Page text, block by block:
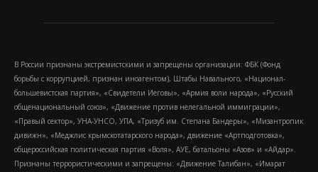
В России признаны экстремистскими и запрещены организации: ФБК (Фонд
борьбы с коррупцией, признан иноагентом), Штабы Навального, «Национал-
большевистская партия», «Свидетели Иеговы», «Армия воли народа», «Русский
общенациональный союз», «Движение против нелегальной иммиграции»,
«Правый сектор», УНА-УНСО, УПА, «Тризуб им. Степана Бандеры», «Мизантропик
дивижн», «Меджлис крымскотатарского народа», движение «Артподготовка»,
общероссийская политическая партия «Воля», АУЕ, батальоны «Азов» и «Айдар».
Признаны террористическими и запрещены: «Движение Талибан», «Имарат